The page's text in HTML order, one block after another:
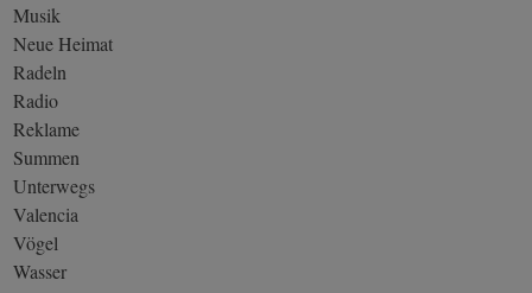
Musik
Neue Heimat
Radeln
Radio
Reklame
Summen
Unterwegs
Valencia
Vögel
Wasser